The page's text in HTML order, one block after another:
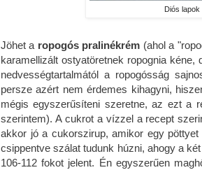
Diós lapok
Jöhet a ropogós pralinékrém (ahol a
karamellizált ostyatöretnek ropognia
nedvességtartalmától a ropogósság
persze azért nem érdemes kihagyni,
mégis egyszerűsíteni szeretne, az ezt a
szerintem). A cukrot a vízzel a recept
akkor jó a cukorszirup, amikor egy
csippentve szálat tudunk húzni, ahogy a
106-112 fokot jelent. Én egyszerűen